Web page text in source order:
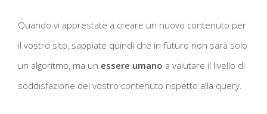
Quando vi apprestate a creare un nuovo contenuto per
il vostro sito, sappiate quindi che in futuro non sarà solo
un algoritmo, ma un essere umano a valutare il livello di
soddisfazione del vostro contenuto rispetto alla query.